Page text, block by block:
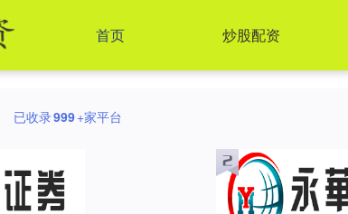
首页 炒股配资
已收录999+家平台